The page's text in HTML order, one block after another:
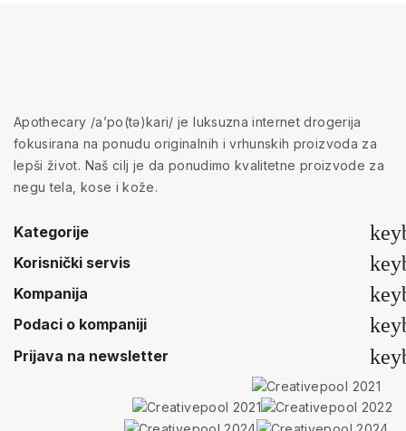
Apothecary /a’po(tə)kari/ je luksuzna internet drogerija
fokusirana na ponudu originalnih i vrhunskih proizvoda za
lepši život. Naš cilj je da ponudimo kvalitetne proizvode za
negu tela, kose i kože.
Kategorije
Korisnički servis
Kompanija
Podaci o kompaniji
Prijava na newsletter